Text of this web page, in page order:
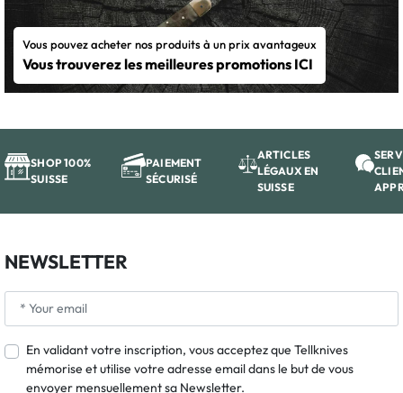
Vous pouvez acheter nos produits à un prix avantageux
Vous trouverez les meilleures promotions ICI
SHOP 100%
SUISSE
PAIEMENT
SÉCURISÉ
ARTICLES
LÉGAUX EN
SUISSE
NEWSLETTER
En validant votre inscription, vous acceptez que Tellknives
mémorise et utilise votre adresse email dans le but de vous
envoyer mensuellement sa Newsletter.